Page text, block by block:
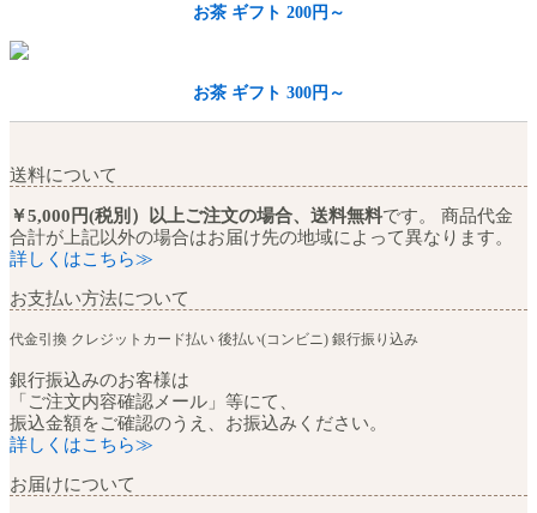
お茶 ギフト 200円～
お茶 ギフト 300円～
送料について
￥5,000円(税別）以上ご注文の場合、送料無料です。 商品代金
合計が上記以外の場合はお届け先の地域によって異なります。
詳しくはこちら≫
お支払い方法について
代金引換 クレジットカード払い 後払い(コンビニ) 銀行振り込み
銀行振込みのお客様は
「ご注文内容確認メール」等にて、
振込金額をご確認のうえ、お振込みください。
詳しくはこちら≫
お届けについて